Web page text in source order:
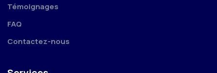
Témoignages
FAQ
Contactez-nous